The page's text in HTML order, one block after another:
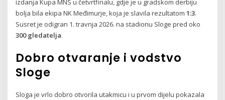
izdanja Kupa MNS u četvrtfinalu, gdje je u gradskom derbiju
bolja bila ekipa NK Međimurje, koja je slavila rezultatom1:3.
Susret je odigran 1. travnja 2026. na stadionu Sloge pred oko
300 gledatelja.
Dobro otvaranje i vodstvo
Sloge
Sloga je vrlo dobro otvorila utakmicu i u prvom dijelu pokazala